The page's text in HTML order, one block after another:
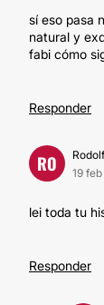
sí eso pasa
natural y
fabi cómo
Responder
RO
19
lei toda tu
Responder